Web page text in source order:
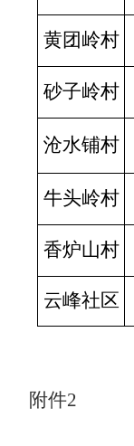
黄团岭村
砂子岭村
沧水铺村
牛头岭村
香炉山村
云峰社区
附件2